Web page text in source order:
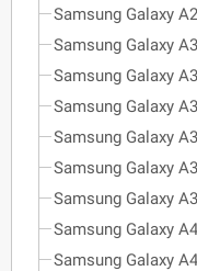
Samsung Galaxy
Samsung Galaxy
Samsung Galaxy
Samsung Galaxy
Samsung Galaxy
Samsung Galaxy
Samsung Galaxy
Samsung Galaxy
Samsung Galaxy